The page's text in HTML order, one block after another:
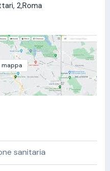
2,Roma
mappa
sanitaria